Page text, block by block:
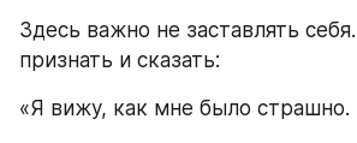
Здесь важно не заставлять
признать и сказать:
«Я вижу, как мне было страшно.